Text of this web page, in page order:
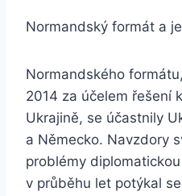
Normandský formát a
Normandského
2014 za účelem řešení
Ukrajině, se účastnily
a Německo. Navzdory
problémy
v průběhu let potýkal